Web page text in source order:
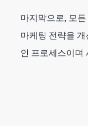
마지막으로, 모
마케팅 전략을
인 프로세스이며